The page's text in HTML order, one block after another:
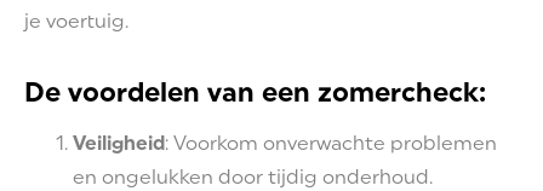
je voertuig.
De voordelen van een zomercheck:
Veiligheid: Voorkom onverwachte problemen
en ongelukken door tijdig onderhoud.